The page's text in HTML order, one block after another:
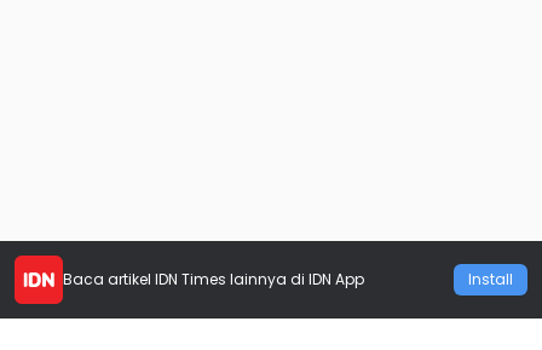
Baca artikel IDN Times lainnya di IDN App Install